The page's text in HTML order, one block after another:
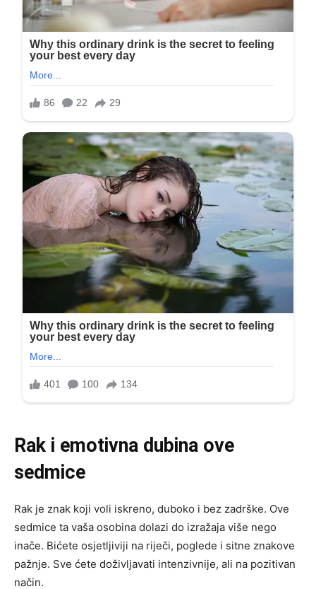
Rak i emotivna dubina ove
sedmice
Rak je znak koji voli iskreno, duboko i bez zadrške. Ove
sedmice ta vaša osobina dolazi do izražaja više nego
inače. Bićete osjetljiviji na riječi, poglede i sitne znakove
pažnje. Sve ćete doživljavati intenzivnije, ali na pozitivan
način.